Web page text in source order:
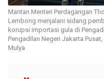
Mantan Menteri Perdagangan
Lembong menjalani sidang
korupsi importasi gula di
Pengadilan Negeri Jakarta
Mulya